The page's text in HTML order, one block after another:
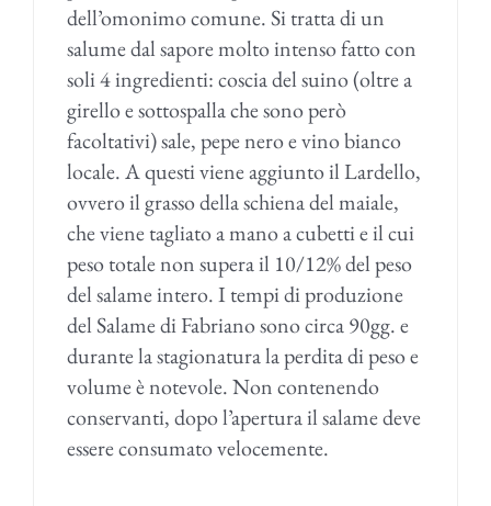
dell’omonimo comune. Si tratta di un
salume dal sapore molto intenso fatto con
soli 4 ingredienti: coscia del suino (oltre a
girello e sottospalla che sono però
facoltativi) sale, pepe nero e vino bianco
locale. A questi viene aggiunto il Lardello,
ovvero il grasso della schiena del maiale,
che viene tagliato a mano a cubetti e il cui
peso totale non supera il 10/12% del peso
del salame intero. I tempi di produzione
del Salame di Fabriano sono circa 90gg. e
durante la stagionatura la perdita di peso e
volume è notevole. Non contenendo
conservanti, dopo l’apertura il salame deve
essere consumato velocemente.